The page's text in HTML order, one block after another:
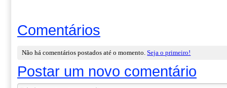
Comentários
Não há comentários postados até o momento.Seja o primeiro!
Postar um novo comentário